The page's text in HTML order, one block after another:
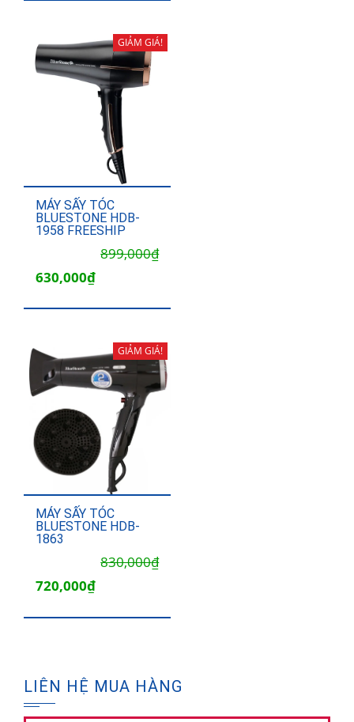
292,000₫.
GIẢM GIÁ!
MÁY SẤY TÓC
BLUESTONE HDB-
1958 FREESHIP
899,000₫
gốc
630,000₫
hiện
630,000₫.
GIẢM GIÁ!
MÁY SẤY TÓC
BLUESTONE HDB-
1863
830,000₫
gốc
720,000₫
hiện
LIÊN HỆ MUA HÀNG